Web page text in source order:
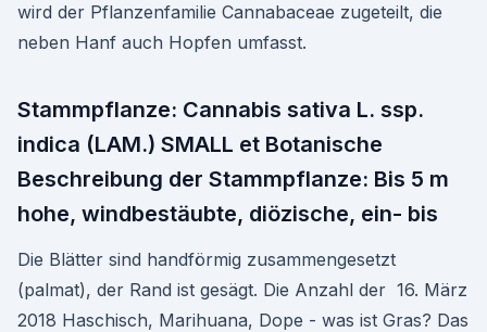
wird der Pflanzenfamilie Cannabaceae zugeteilt, die
neben Hanf auch Hopfen umfasst.
Stammpflanze: Cannabis sativa L. ssp.
indica (LAM.) SMALL et Botanische
Beschreibung der Stammpflanze: Bis 5 m
hohe, windbestäubte, diözische, ein- bis
Die Blätter sind handförmig zusammengesetzt
(palmat), der Rand ist gesägt. Die Anzahl der 16. März
2018 Haschisch, Marihuana, Dope - was ist Gras? Das